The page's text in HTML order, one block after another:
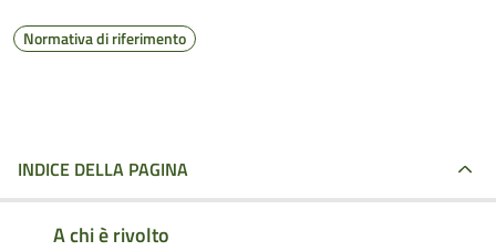
Normativa di riferimento
INDICE DELLA PAGINA
A chi è rivolto